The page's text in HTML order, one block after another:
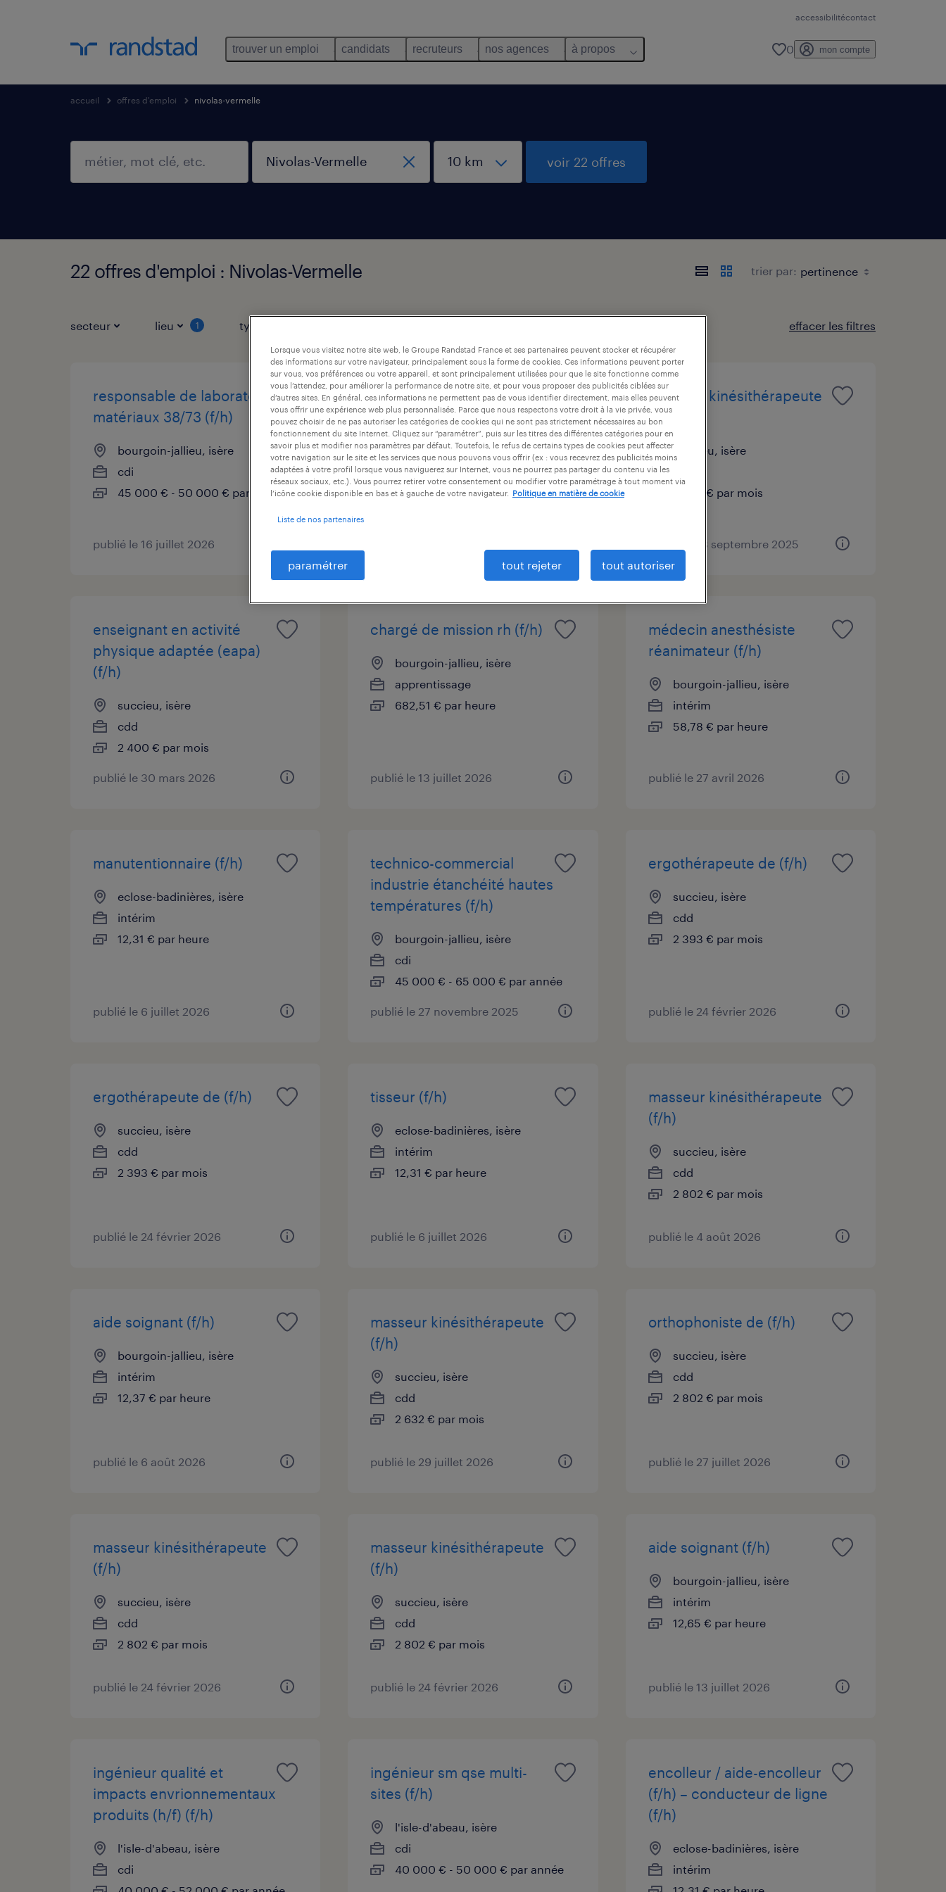
accessibilitécontact
trouver un emploi candidats recruteurs nos agences à propos 0 mon compte
accueil offres d'emploi nivolas-vermelle
voir 22 offres
22 offres d'emploi : Nivolas-Vermelle trier par:
secteur lieu 1 type de contrat effacer les filtres
responsable de laboratoire
matériaux 38/73 (f/h)
bourgoin-jallieu, isère
cdi
45 000 € - 50 000 € par année
publié le 16 juillet 2026
responsable du contrôle
de gestion secteur
industriel multisite (f/h)
bourgoin-jallieu, isère
cdi
masseur kinésithérapeute
(f/h)
succieu, isère
2 802 € par mois
publié le 18 septembre 2025
enseignant en activité
physique adaptée (eapa)
(f/h)
succieu, isère
cdd
2 400 € par mois
publié le 30 mars 2026
chargé de mission rh (f/h)
bourgoin-jallieu, isère
apprentissage
682,51 € par heure
publié le 13 juillet 2026
médecin anesthésiste
réanimateur (f/h)
bourgoin-jallieu, isère
intérim
58,78 € par heure
publié le 27 avril 2026
manutentionnaire (f/h)
eclose-badinières, isère
intérim
12,31 € par heure
publié le 6 juillet 2026
technico-commercial
industrie étanchéité hautes
températures (f/h)
bourgoin-jallieu, isère
cdi
45 000 € - 65 000 € par année
publié le 27 novembre 2025
ergothérapeute de (f/h)
succieu, isère
cdd
2 393 € par mois
publié le 24 février 2026
ergothérapeute de (f/h)
succieu, isère
cdd
2 393 € par mois
publié le 24 février 2026
tisseur (f/h)
eclose-badinières, isère
intérim
12,31 € par heure
publié le 6 juillet 2026
masseur kinésithérapeute
(f/h)
succieu, isère
cdd
2 802 € par mois
publié le 4 août 2026
aide soignant (f/h)
bourgoin-jallieu, isère
intérim
12,37 € par heure
publié le 6 août 2026
masseur kinésithérapeute
(f/h)
succieu, isère
cdd
2 632 € par mois
publié le 29 juillet 2026
orthophoniste de (f/h)
succieu, isère
cdd
2 802 € par mois
publié le 27 juillet 2026
masseur kinésithérapeute
(f/h)
succieu, isère
cdd
2 802 € par mois
publié le 24 février 2026
masseur kinésithérapeute
(f/h)
succieu, isère
cdd
2 802 € par mois
publié le 24 février 2026
aide soignant (f/h)
bourgoin-jallieu, isère
intérim
12,65 € par heure
publié le 13 juillet 2026
ingénieur qualité et
impacts envrionnementaux
produits (h/f) (f/h)
l'isle-d'abeau, isère
cdi
ingénieur sm qse multi-
sites (f/h)
l'isle-d'abeau, isère
cdi
40 000 € - 50 000 € par année
encolleur / aide-encolleur
(f/h) – conducteur de ligne
(f/h)
eclose-badinières, isère
intérim
Lorsque vous visitez notre site web, le Groupe Randstad France et ses partenaires peuvent stocker et récupérer
des informations sur votre navigateur, principalement sous la forme de cookies. Ces informations peuvent porter
sur vous, vos préférences ou votre appareil, et sont principalement utilisées pour que le site fonctionne comme
vous l’attendez, pour améliorer la performance de notre site, et pour vous proposer des publicités ciblées sur
d’autres sites. En général, ces informations ne permettent pas de vous identifier directement, mais elles peuvent
vous offrir une expérience web plus personnalisée. Parce que nous respectons votre droit à la vie privée, vous
pouvez choisir de ne pas autoriser les catégories de cookies qui ne sont pas strictement nécessaires au bon
fonctionnement du site Internet. Cliquez sur “paramétrer”, puis sur les titres des différentes catégories pour en
savoir plus et modifier nos paramètres par défaut. Toutefois, le refus de certains types de cookies peut affecter
votre navigation sur le site et les services que nous pouvons vous offrir (ex : vous recevrez des publicités moins
adaptées à votre profil lorsque vous naviguerez sur Internet, vous ne pourrez pas partager du contenu via les
réseaux sociaux, etc.). Vous pourrez retirer votre consentement ou modifier votre paramétrage à tout moment via
l’icône cookie disponible en bas et à gauche de votre navigateur.
Politique en matière de cookie
Liste de nos partenaires
paramétrer tout rejeter tout autoriser